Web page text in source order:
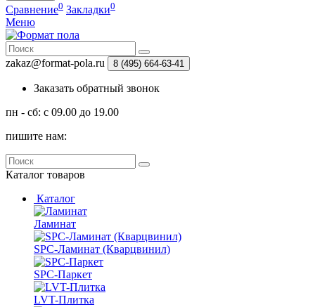
Сравнение0 Закладки0
Меню
zakaz@format-pola.ru 8 (495) 664-63-41
Заказать обратный звонок
пн - сб: с 09.00 до 19.00
пишите нам:
Каталог товаров
Каталог
Ламинат
SPC-Ламинат (Кварцвинил)
SPC-Паркет
LVT-Плитка